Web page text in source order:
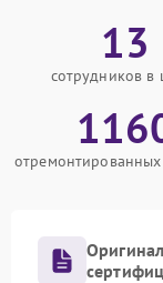
13
сотрудников в
отремонтированных